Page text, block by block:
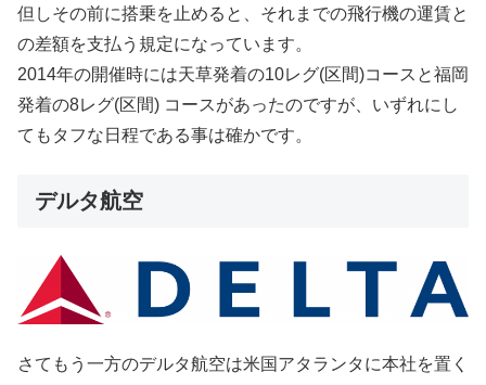
但しその前に搭乗を止めると、それまでの飛行機の運賃と
の差額を支払う規定になっています。
2014年の開催時には天草発着の10レグ(区間)コースと福岡
発着の8レグ(区間) コースがあったのですが、いずれにし
てもタフな日程である事は確かです。
デルタ航空
さてもう一方のデルタ航空は米国アタランタに本社を置く